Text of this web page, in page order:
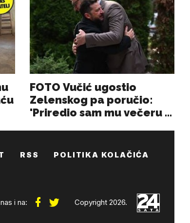
RSS POLITIKA KOLAČIĆA
i na: Copyright 2026.